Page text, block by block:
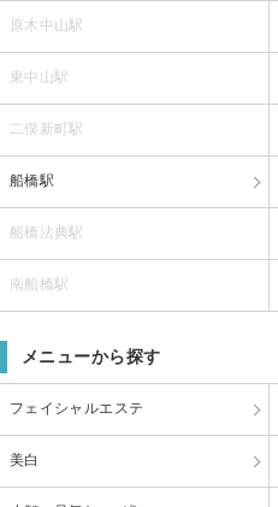
原木中山駅
東中山駅
二俣新町駅
船橋駅
船橋法典駅
南船橋駅
メニューから探す
フェイシャルエステ
美白